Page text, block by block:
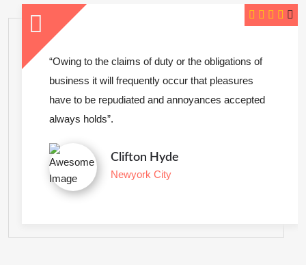
“Owing to the claims of duty or the obligations of
business it will frequently occur that pleasures
have to be repudiated and annoyances accepted
always holds”.
Clifton Hyde
Newyork City